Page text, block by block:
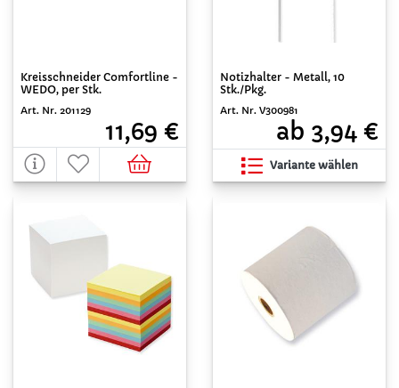
Kreisschneider Comfortline -
WEDO, per Stk.
Art. Nr. 201129
11,69 €
Notizhalter - Metall, 10
Stk./Pkg.
Art. Nr. V300981
ab 3,94 €
Variante wählen